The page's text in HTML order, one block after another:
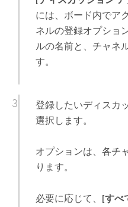
には、ボード内でア
ネルの登録オプショ
ルの名前と、チャネ
す。
登録したいディスカ
選択します。
オプションは、各チ
ります。
必要に応じて、 [すべ